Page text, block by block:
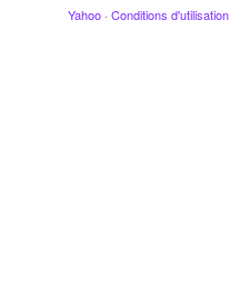
Yahoo · Conditions d'utilisation